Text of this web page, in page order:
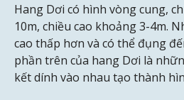
Hang Dơi có hình vòng cung,
10m, chiều cao khoảng 3-4m.
cao thấp hơn và có thể đụng
phần trên của hang Dơi là
kết dính vào nhau tạo thành